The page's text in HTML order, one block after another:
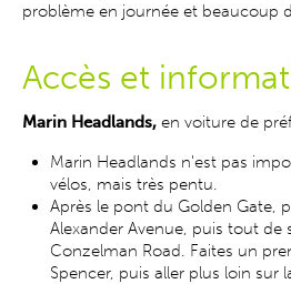
problème en journée et beaucoup
Accès et
Marin Headlands, en voiture de
Marin Headlands n'est pas
vélos, mais très pentu.
Après le pont du Golden Gate,
Alexander Avenue, puis tout de
Conzelman Road. Faites un
Spencer, puis aller plus loin sur